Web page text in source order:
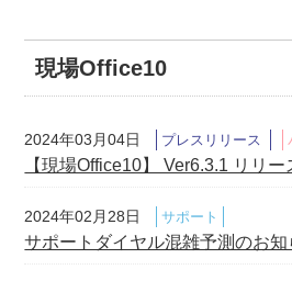
現場Office10
2024年03月04日 プレスリリース
【現場Office10】 Ver6.3.1 リリ
2024年02月28日 サポート
サポートダイヤル混雑予測のお知